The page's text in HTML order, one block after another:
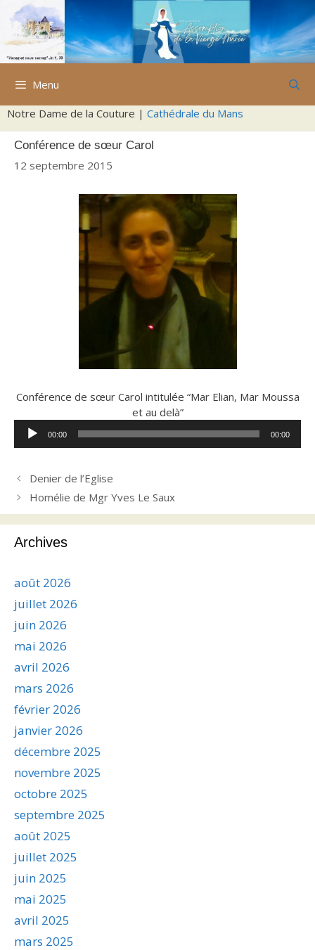
Aller
contenu
Menu
Notre Dame de la Couture | Cathédrale du Mans
Conférence de sœur Carol
12 septembre 2015
Conférence de sœur Carol intitulée “Mar Elian, Mar Moussa
et au delà”
audio
00:00 00:00
Denier de l’Eglise
Homélie de Mgr Yves Le Saux
Archives
août 2026
juillet 2026
juin 2026
mai 2026
avril 2026
mars 2026
février 2026
janvier 2026
décembre 2025
novembre 2025
octobre 2025
septembre 2025
août 2025
juillet 2025
juin 2025
mai 2025
avril 2025
mars 2025